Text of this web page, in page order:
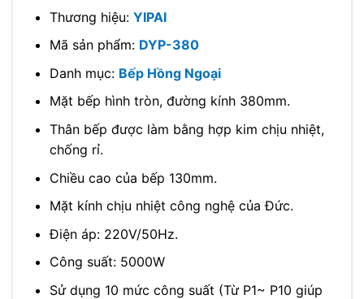
Thương hiệu: YIPAI
Mã sản phẩm: DYP-380
Danh mục: Bếp Hồng Ngoại
Mặt bếp hình tròn, đường kính 380mm.
Thân bếp được làm bằng hợp kim chịu nhiệt,
chống rỉ.
Chiều cao của bếp 130mm.
Mặt kính chịu nhiệt công nghệ của Đức.
Điện áp: 220V/50Hz.
Công suất: 5000W
Sử dụng 10 mức công suất (Từ P1~ P10 giúp